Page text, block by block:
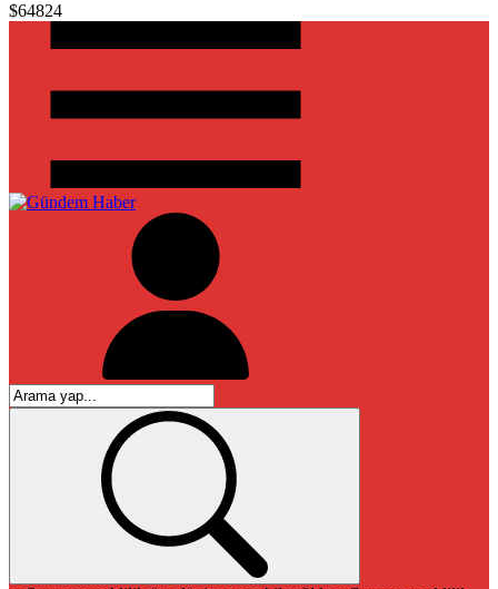
$64824